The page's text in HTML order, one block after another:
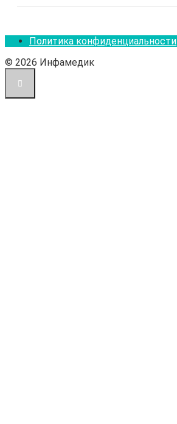
Политика конфиденциальности
© 2026 Инфамедик